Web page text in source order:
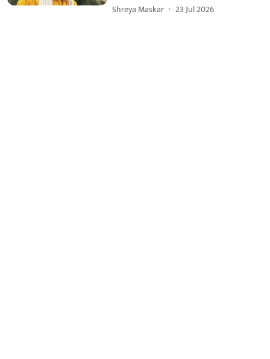
Shreya Maskar 23 Jul 2026